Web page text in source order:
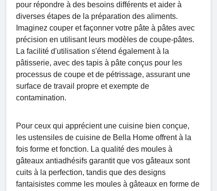
pour répondre à des besoins différents et aider à
diverses étapes de la préparation des aliments.
Imaginez couper et façonner votre pâte à pâtes avec
précision en utilisant leurs modèles de coupe-pâtes.
La facilité d'utilisation s'étend également à la
pâtisserie, avec des tapis à pâte conçus pour les
processus de coupe et de pétrissage, assurant une
surface de travail propre et exempte de
contamination.
Pour ceux qui apprécient une cuisine bien conçue,
les ustensiles de cuisine de Bella Home offrent à la
fois forme et fonction. La qualité des moules à
gâteaux antiadhésifs garantit que vos gâteaux sont
cuits à la perfection, tandis que des designs
fantaisistes comme les moules à gâteaux en forme de